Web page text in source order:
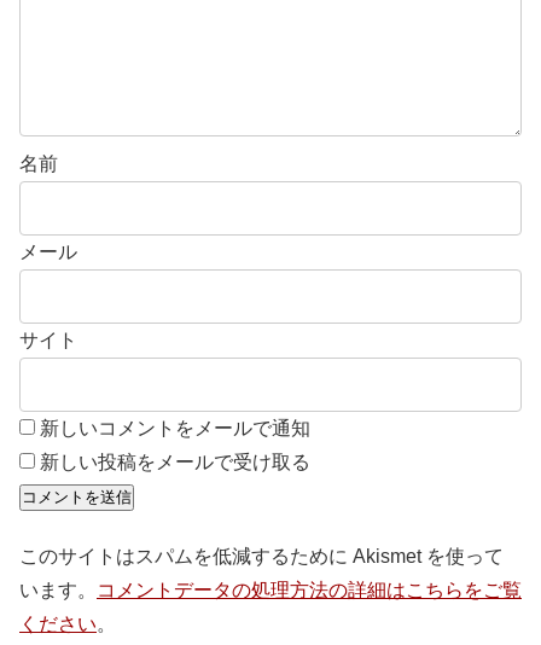
名前
メール
サイト
新しいコメントをメールで通知
新しい投稿をメールで受け取る
このサイトはスパムを低減するために Akismet を使って
います。
コメントデータの処理方法の詳細はこちらをご覧
ください。